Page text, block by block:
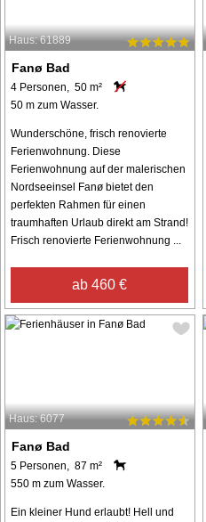
Haus: 61889
Fanø Bad
4 Personen, 50 m²
50 m zum Wasser.
Wunderschöne, frisch renovierte
Ferienwohnung. Diese
Ferienwohnung auf der malerischen
Nordseeinsel Fanø bietet den
perfekten Rahmen für einen
traumhaften Urlaub direkt am Strand!
Frisch renovierte Ferienwohnung ...
ab 460 €
Haus: 6077
Fanø Bad
5 Personen, 87 m²
550 m zum Wasser.
Ein kleiner Hund erlaubt! Hell und